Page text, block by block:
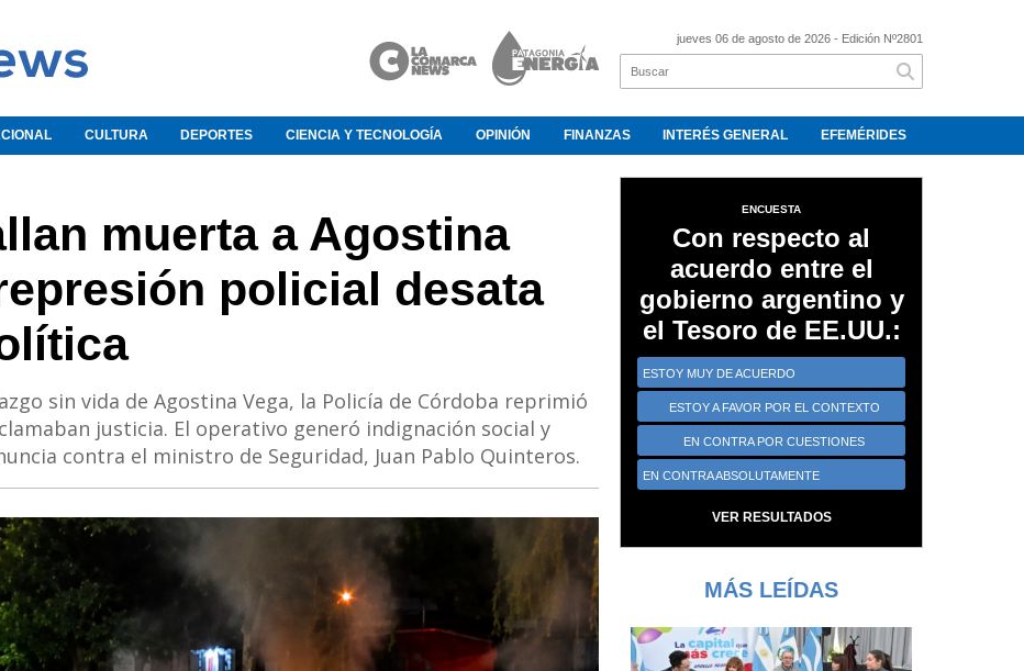
jueves 06 de agosto de 2026 - Edición Nº2801
CULTURA DEPORTES CIENCIA Y TECNOLOGÍA OPINIÓN FINANZAS INTERÉS GENERAL EFEMÉRIDES
muerta a Agostina
policial desata
sin vida de Agostina Vega, la Policía de Córdoba reprimió
justicia. El operativo generó indignación social y
contra el ministro de Seguridad, Juan Pablo Quinteros.
ENCUESTA
Con respecto al
acuerdo entre el
gobierno argentino y
el Tesoro de EE.UU.:
ESTOY MUY DE ACUERDO
ESTOY A FAVOR POR EL CONTEXTO
CRÍTICO
EN CONTRA POR CUESTIONES
ESTRATÉGICAS
EN CONTRA ABSOLUTAMENTE
VER RESULTADOS
MÁS LEÍDAS